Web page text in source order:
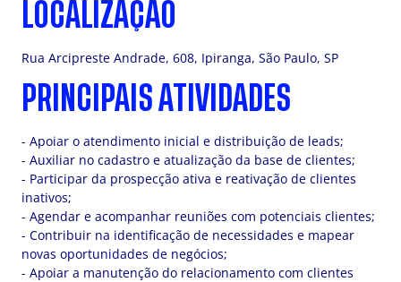
LOCALIZAÇÃO
Rua Arcipreste Andrade, 608, Ipiranga, São Paulo, SP
PRINCIPAIS ATIVIDADES
- Apoiar o atendimento inicial e distribuição de leads;
- Auxiliar no cadastro e atualização da base de clientes;
- Participar da prospecção ativa e reativação de clientes
inativos;
- Agendar e acompanhar reuniões com potenciais clientes;
- Contribuir na identificação de necessidades e mapear
novas oportunidades de negócios;
- Apoiar a manutenção do relacionamento com clientes